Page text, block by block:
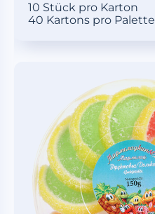
10 Stück pro Karton
40 Kartons pro Palette